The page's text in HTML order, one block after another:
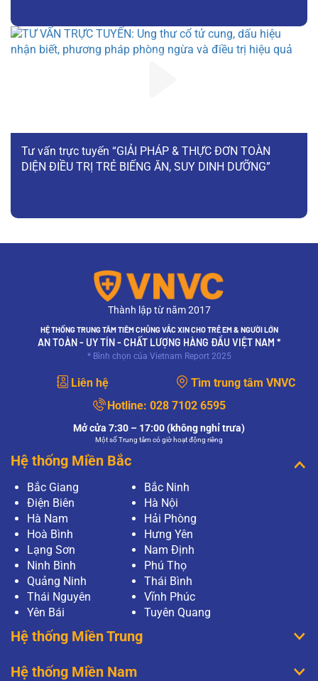
Tư vấn trực tuyến “GIẢI PHÁP & THỰC ĐƠN TOÀN
DIỆN ĐIỀU TRỊ TRẺ BIẾNG ĂN, SUY DINH DƯỠNG”
Thành lập từ năm 2017
HỆ THỐNG TRUNG TÂM TIÊM CHỦNG VẮC XIN CHO TRẺ EM & NGƯỜI LỚN
AN TOÀN - UY TÍN - CHẤT LƯỢNG HÀNG ĐẦU VIỆT NAM *
* Bình chọn của Vietnam Report 2025
Liên hệ
Tìm trung tâm VNVC
Hotline: 028 7102 6595
Mở cửa 7:30 – 17:00 (không nghỉ trưa)
Một số Trung tâm có giờ hoạt động riêng
Hệ thống Miền Bắc
Bắc Giang
Bắc Ninh
Điện Biên
Hà Nội
Hà Nam
Hải Phòng
Hoà Bình
Hưng Yên
Lạng Sơn
Nam Định
Ninh Bình
Phú Thọ
Quảng Ninh
Thái Bình
Thái Nguyên
Vĩnh Phúc
Yên Bái
Tuyên Quang
Hệ thống Miền Trung
Hệ thống Miền Nam